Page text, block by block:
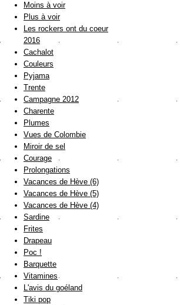
Moins à voir
Plus à voir
Les rockers ont du coeur
2016
Cachalot
Couleurs
Pyjama
Trente
Campagne 2012
Charente
Plumes
Vues de Colombie
Miroir de sel
Courage
Prolongations
Vacances de Hève (6)
Vacances de Hève (5)
Vacances de Hève (4)
Sardine
Frites
Drapeau
Poc !
Barquette
Vitamines
L'avis du goéland
Tiki pop